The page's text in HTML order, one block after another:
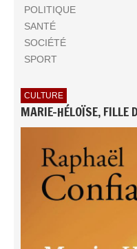
POLITIQUE
SANTÉ
SOCIÉTÉ
SPORT
CULTURE
MARIE-HÉLOÏSE, FILLE